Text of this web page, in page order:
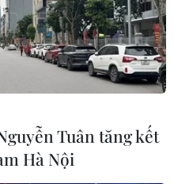
Tuân tăng kết
Hà Nội